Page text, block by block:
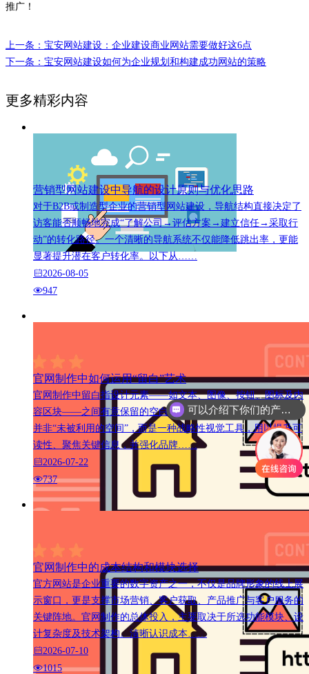
推广！
上一条：宝安网站建设：企业建设商业网站需要做好这6点
下一条：宝安网站建设如何为企业规划和构建成功网站的策略
更多精彩内容
营销型网站建设中导航的设计原则与优化思路
对于B2B或制造型企业的营销型网站建设，导航结构直接决定了
访客能否顺畅地完成“了解公司→评估方案→建立信任→采取行
动”的转化路径。一个清晰的导航系统不仅能降低跳出率，更能
显著提升潜在客户转化率。以下从……
2026-08-05
947
官网制作中如何运用“留白”艺术
官网制作中留白指设计元素——如文本、图像、按钮、图标及内
容区块——之间有意保留的空白区域。在官方网站设计中，留白
并非“未被利用的空间”，而是一种战略性视觉工具，用以提升可
读性、聚焦关键信息，并强化品牌……
2026-07-22
737
官网制作中的成本结构和模块选择
官方网站是企业重要的数字资产之一，不仅是品牌形象的线上展
示窗口，更是支撑市场营销、客户获取、产品推广与客户服务的
关键阵地。官网制作的总体投入，主要取决于所选功能模块、设
计复杂度及技术架构。清晰认识成本……
2026-07-10
1015
可以介绍下你们的产品么